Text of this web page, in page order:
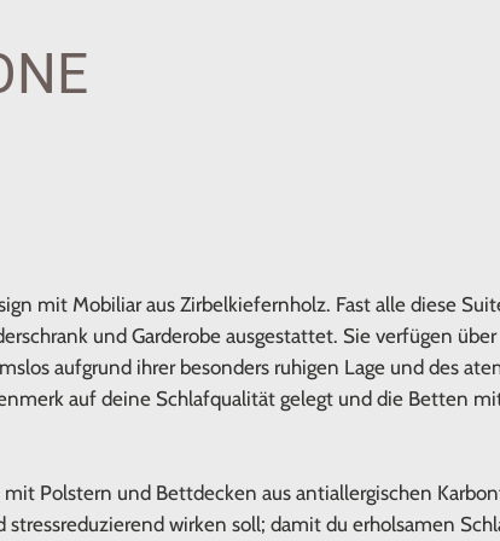
mit Mobiliar aus Zirbelkiefernholz. Fast alle diese
und Garderobe ausgestattet. Sie verfügen
aufgrund ihrer besonders ruhigen Lage und des
auf deine Schlafqualität gelegt und die Betten
Polstern und Bettdecken aus antiallergischen
wirken soll; damit du erholsamen